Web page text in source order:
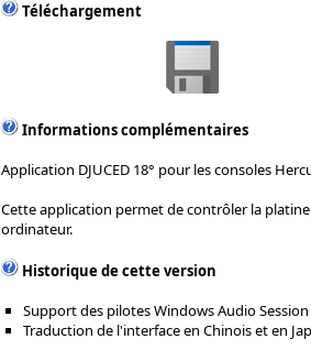
Téléchargement
Informations complémentaires
Application DJUCED 18° pour les consoles
Cette application permet de contrôler la
ordinateur.
Historique de cette version
Support des pilotes Windows Audio Session
Traduction de l'interface en Chinois et en